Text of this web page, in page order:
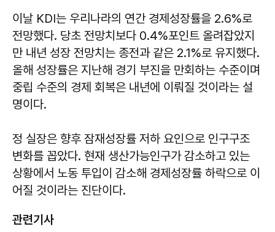
이날 KDI는 우리나라의 연간 경제성장률을 2.6%로
전망했다. 당초 전망치보다 0.4%포인트 올려잡았지
만 내년 성장 전망치는 종전과 같은 2.1%로 유지했다.
올해 성장률은 지난해 경기 부진을 만회하는 수준이며
중립 수준의 경제 회복은 내년에 이뤄질 것이라는 설
명이다.
정 실장은 향후 잠재성장률 저하 요인으로 인구구조
변화를 꼽았다. 현재 생산가능인구가 감소하고 있는
상황에서 노동 투입이 감소해 경제성장률 하락으로 이
어질 것이라는 진단이다.
관련기사